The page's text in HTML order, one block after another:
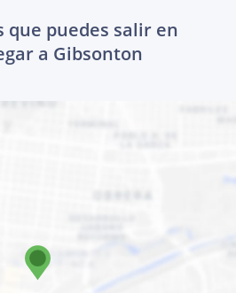
que puedes salir en
a Gibsonton